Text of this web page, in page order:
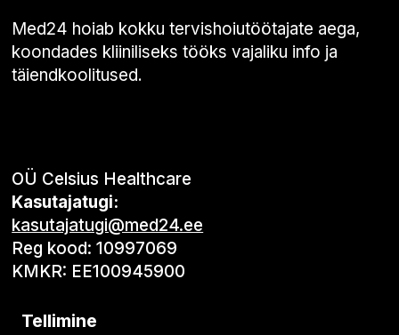
Med24 hoiab kokku tervishoiutöötajate aega,
koondades kliiniliseks tööks vajaliku info ja
täiendkoolitused.
OÜ Celsius Healthcare
Kasutajatugi:
kasutajatugi@med24.ee
Reg kood: 10997069
KMKR: EE100945900
Tellimine